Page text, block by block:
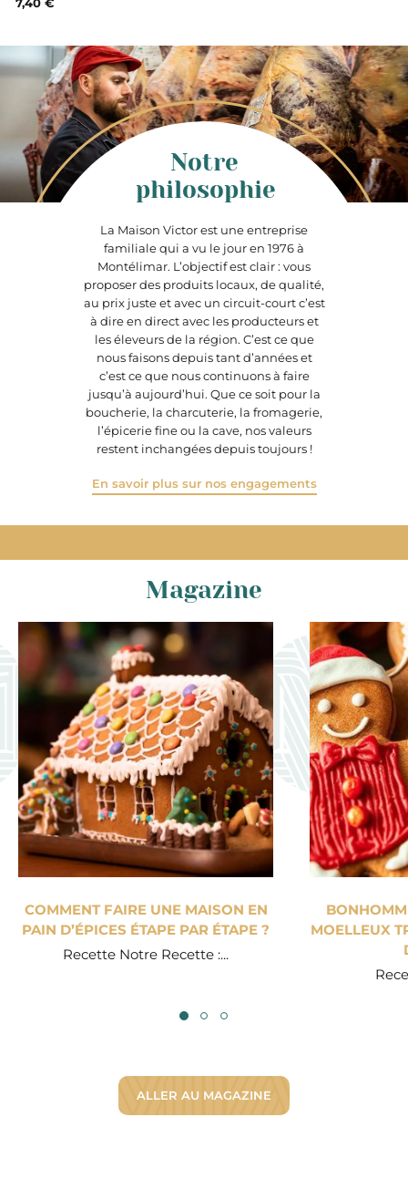
La Maison Victor est une entreprise
familiale qui a vu le jour en 1976 à
Montélimar. L’objectif est clair : vous
proposer des produits locaux, de qualité,
au prix juste et avec un circuit-court c’est
à dire en direct avec les producteurs et
les éleveurs de la région. C’est ce que
nous faisons depuis tant d’années et
c’est ce que nous continuons à faire
jusqu’à aujourd’hui. Que ce soit pour la
boucherie, la charcuterie, la fromagerie,
l’épicerie fine ou la cave, nos valeurs
restent inchangées depuis toujours !
En savoir plus sur nos engagements
Notre
philosophie
Magazine
COMMENT FAIRE UNE MAISON EN
PAIN D’ÉPICES ÉTAPE PAR ÉTAPE ?
Recette Notre Recette :...
MOELLEUX
ALLER AU MAGAZINE